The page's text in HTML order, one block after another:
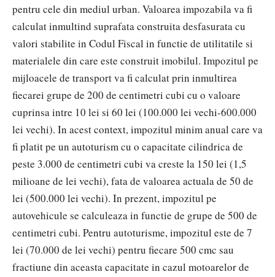
pentru cele din mediul urban. Valoarea impozabila va fi
calculat inmultind suprafata construita desfasurata cu
valori stabilite in Codul Fiscal in functie de utilitatile si
materialele din care este construit imobilul. Impozitul pe
mijloacele de transport va fi calculat prin inmultirea
fiecarei grupe de 200 de centimetri cubi cu o valoare
cuprinsa intre 10 lei si 60 lei (100.000 lei vechi-600.000
lei vechi). In acest context, impozitul minim anual care va
fi platit pe un autoturism cu o capacitate cilindrica de
peste 3.000 de centimetri cubi va creste la 150 lei (1,5
milioane de lei vechi), fata de valoarea actuala de 50 de
lei (500.000 lei vechi). In prezent, impozitul pe
autovehicule se calculeaza in functie de grupe de 500 de
centimetri cubi. Pentru autoturisme, impozitul este de 7
lei (70.000 de lei vechi) pentru fiecare 500 cmc sau
fractiune din aceasta capacitate in cazul motoarelor de